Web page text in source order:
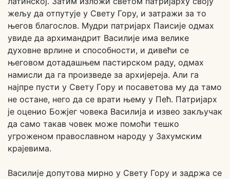
жељу да отпутује у Свету Гору, и затражи за то
његов благослов. Мудри патријарх Паисије одмах
увиде да архимандрит Василије има велике
духовне врлине и способности, и дивећи се
његовом дотадашњем пастирском раду, одмах
намисли да га произведе за архијереја. Али га
најпре пусти у Свету Гору и посаветова му да тамо
не остане, него да се врати њему у Пећ. Патријарх
је оценио Божјег човека Василија и извео закључак
да само такав човек може помоћи тешко
угроженом православном народу у Захумским
крајевима.
Василије допутова мирно у Свету Гору и задржа се